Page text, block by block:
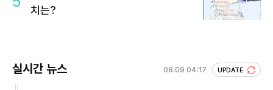
치는?
실시간 뉴스 08.09 04:17 UPDATE